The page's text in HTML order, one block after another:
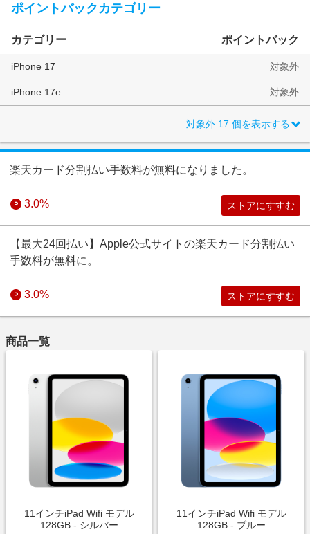
Apple TV、HomePod：各モデルにつき合計6台まで
トバック対象
（容量や色が異なっても、同じモデルであれば合計6台までが
・AirTag、AirTagアクセサリー：合計32個まで
・AirPods、その他対象アクセサリー：各製品につき合計10個
【購入台数上限の注意点】
・上記の台数制限は、Rebates（リーベイツ）経由での購入だ
けでなく、他のポイントサイト経由、またはApple公式サイト
対象となります。
トバックの対象外となりますのでご注意ください。
・iPhone 17、iPhone 17e、iPhone Air、iPhone 17 Pro、
iPhone 17 Pro Max、MacBook Neo、Studio Display、Studio
リー
AppleCare+月払い及び年払いプラン、製品購入後単品として
購入されたAppleCare+
・コールセンターでのご注文や購入後にコールセンターで注
文内容を変更した場合
・ビジネス向けストア、Apple Store Appでの購入
・転売目的と判断されるご注文や購入台数上限を超えるご注
・新しく発表された製品（ポイントバックカテゴリーに記載
注意事項
ポイントバックカテゴリー
カテゴリー ポイントバック
iPhone 17 対象外
iPhone 17e 対象外
対象外 17 個を表示する
楽天カード分割払い手数料が無料になりました。
3.0% ストアにすすむ
【最大24回払い】Apple公式サイトの楽天カード分割払い
手数料が無料に。
3.0% ストアにすすむ
商品一覧
11インチiPad Wifi モデル
128GB - シルバー
11インチiPad Wifi モデル
128GB - ブルー